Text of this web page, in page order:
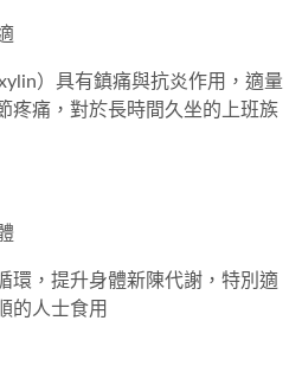
）具有鎮痛與抗炎作用 ，適量
疼痛，對於長時間久坐的上班族
環，提升身體新陳代謝 ，特別適
的人士食用